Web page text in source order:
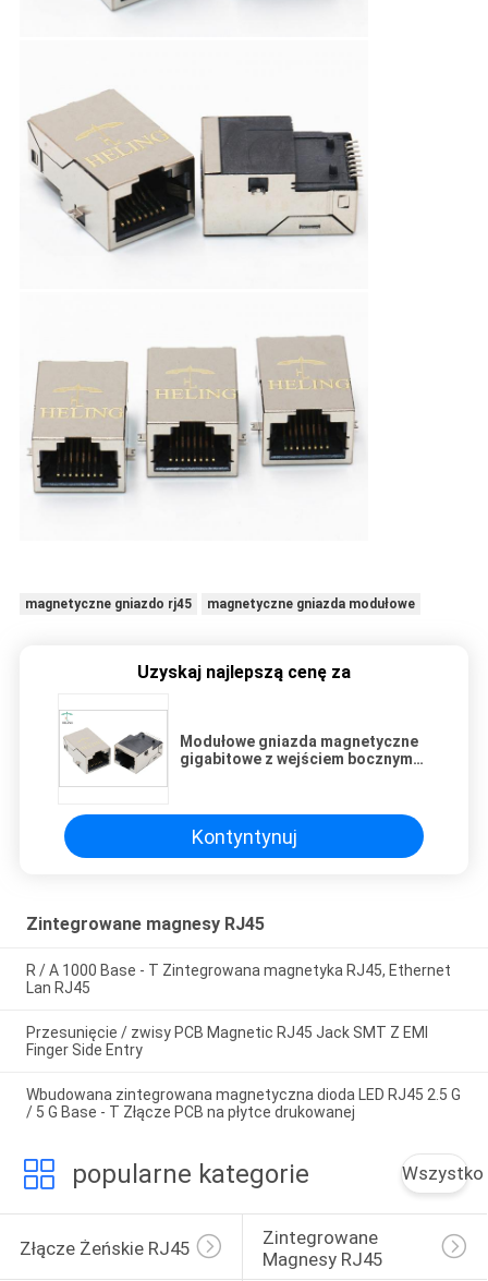
magnetyczne gniazdo rj45 magnetyczne gniazda modułowe
Uzyskaj najlepszą cenę za
Modułowe gniazda magnetyczne
gigabitowe z wejściem bocznym
Kontyntynuj
Zintegrowane magnesy RJ45
R / A 1000 Base - T Zintegrowana magnetyka RJ45, Ethernet
Lan RJ45
Przesunięcie / zwisy PCB Magnetic RJ45 Jack SMT Z EMI
Finger Side Entry
Wbudowana zintegrowana magnetyczna dioda LED RJ45 2.5 G
/ 5 G Base - T Złącze PCB na płytce drukowanej
popularne kategorie Wszystko
Złącze Żeńskie RJ45
Zintegrowane
Magnesy RJ45